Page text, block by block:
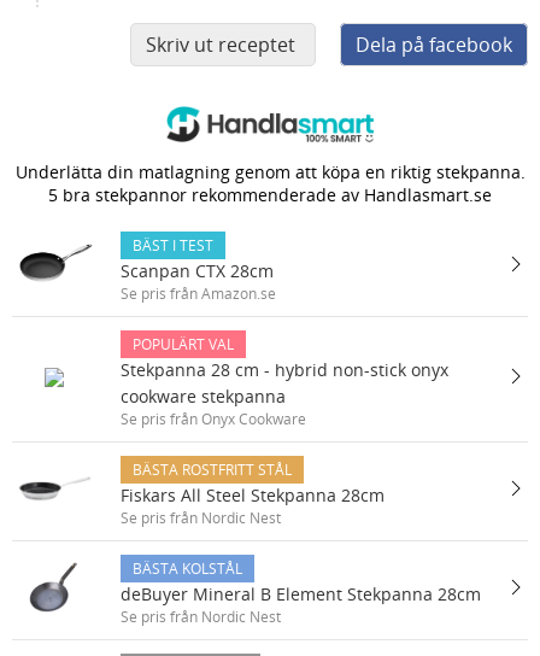
Skriv ut receptet Dela på facebook
Underlätta din matlagning genom att köpa en riktig stekpanna.
5 bra stekpannor rekommenderade av Handlasmart.se
BÄST I TEST
Scanpan CTX 28cm
Se pris från Amazon.se
POPULÄRT VAL
Stekpanna 28 cm - hybrid non-stick onyx
cookware stekpanna
Se pris från Onyx Cookware
BÄSTA ROSTFRITT STÅL
Fiskars All Steel Stekpanna 28cm
Se pris från Nordic Nest
BÄSTA KOLSTÅL
deBuyer Mineral B Element Stekpanna 28cm
Se pris från Nordic Nest